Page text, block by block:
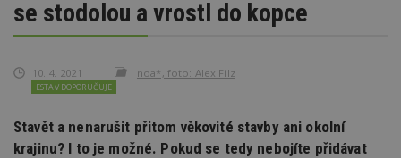
se stodolou a vrostl do kopce
10. 4. 2021 noa*, foto: Alex Filz
ESTAV DOPORUČUJE
Stavět a nenarušit přitom věkovité stavby ani okolní
krajinu? I to je možné. Pokud se tedy nebojíte přidávat